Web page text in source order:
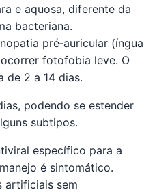
e aquosa, diferente da
bacteriana.
pré‑auricular (íngua
fotofobia leve. O
de 2 a 14 dias.
podendo se estender
subtipos.
específico para a
é sintomático.
artificiais sem